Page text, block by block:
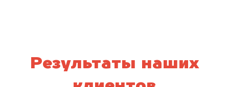
Результаты наших